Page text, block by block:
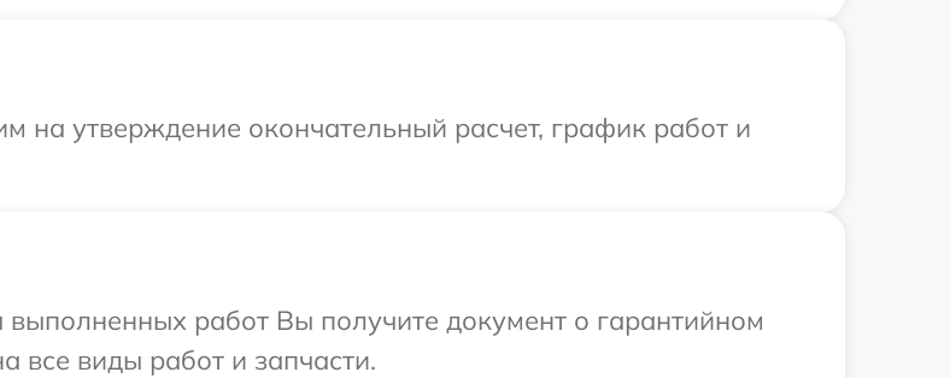
на утверждение окончательный расчет, график работ и
работ Вы получите документ о гарантийном
все виды работ и запчасти.